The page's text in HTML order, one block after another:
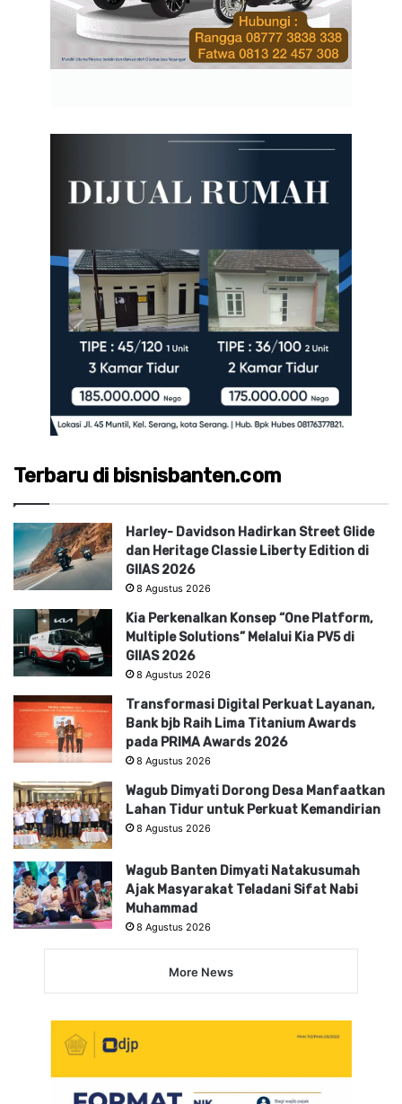
Terbaru di bisnisbanten.com
Harley- Davidson Hadirkan Street Glide
dan Heritage Classie Liberty Edition di
GIIAS 2026
8 Agustus 2026
Kia Perkenalkan Konsep “One Platform,
Multiple Solutions” Melalui Kia PV5 di
GIIAS 2026
8 Agustus 2026
Transformasi Digital Perkuat Layanan,
Bank bjb Raih Lima Titanium Awards
pada PRIMA Awards 2026
8 Agustus 2026
Wagub Dimyati Dorong Desa Manfaatkan
Lahan Tidur untuk Perkuat Kemandirian
8 Agustus 2026
Wagub Banten Dimyati Natakusumah
Ajak Masyarakat Teladani Sifat Nabi
Muhammad
8 Agustus 2026
More News